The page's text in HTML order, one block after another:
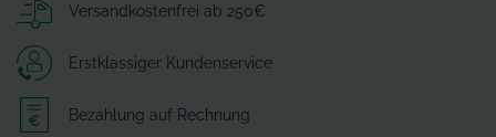
Versandkostenfrei ab 250€
Erstklassiger Kundenservice
Bezahlung auf Rechnung